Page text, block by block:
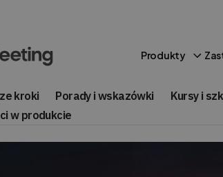
Produkty
kroki Porady i wskazówki Kursy i
w produkcie